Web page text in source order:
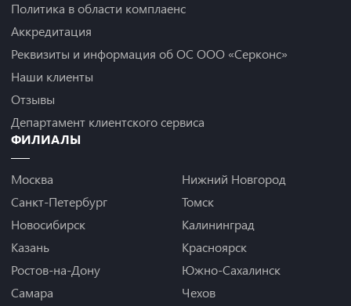
Политика в области комплаенс
Аккредитация
Реквизиты и информация об ОС ООО «Серконс»
Наши клиенты
Отзывы
Департамент клиентского сервиса
ФИЛИАЛЫ
Москва
Санкт-Петербург
Новосибирск
Казань
Ростов-на-Дону
Самара
Нижний Новгород
Томск
Калининград
Красноярск
Южно-Сахалинск
Чехов